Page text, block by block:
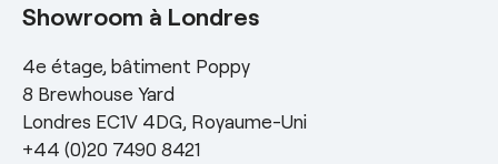
Showroom à Londres
4e étage, bâtiment Poppy
8 Brewhouse Yard
Londres EC1V 4DG, Royaume-Uni
+44 (0)20 7490 8421